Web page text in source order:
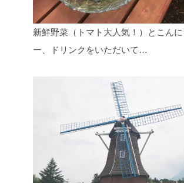
新鮮野菜（トマト大人気！）とこんに
ー、ドリンクをいただいて…